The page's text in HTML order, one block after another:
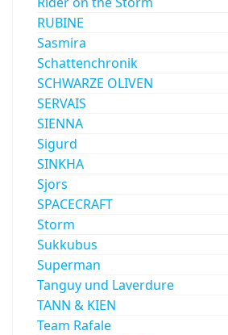
RUBINE
Sasmira
Schattenchronik
SCHWARZE OLIVEN
SERVAIS
SIENNA
Sigurd
SINKHA
Sjors
SPACECRAFT
Storm
Sukkubus
Superman
Tanguy und Laverdure
TANN & KIEN
Team Rafale